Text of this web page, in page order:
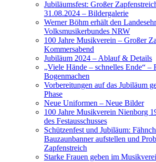
Jubiläumsfest: Großer
31.08.2024 – Bildergalerie
Werner Böhm erhält den
Volksmusikerbundes NRW
100 Jahre Musikverein – Großer
Kommersabend
Jubiläum 2024 – Ablauf & Details
„Viele Hände – schnelles Ende“ –
Bogenmachen
Vorbereitungen auf das Jubiläum
Phase
Neue Uniformen – Neue Bilder
100 Jahre Musikverein Nienborg
des Festausschusses
Schützenfest und Jubiläum:
Bauzaunbanner aufstellen und
Zapfenstreich
Starke Frauen geben im